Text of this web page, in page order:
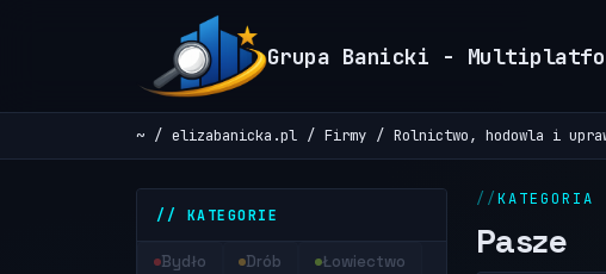
Grupa Banicki -
~ elizabanicka.pl Firmy Rolnictwo, hodowla i
// KATEGORIE
Bydło Drób Łowiectwo
KATEGORIA
Pasze